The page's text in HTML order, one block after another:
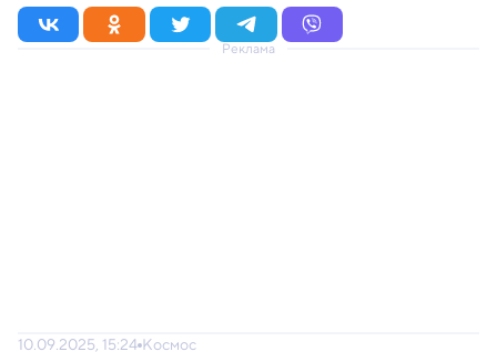
Реклама
10.09.2025, 15:24 Космос